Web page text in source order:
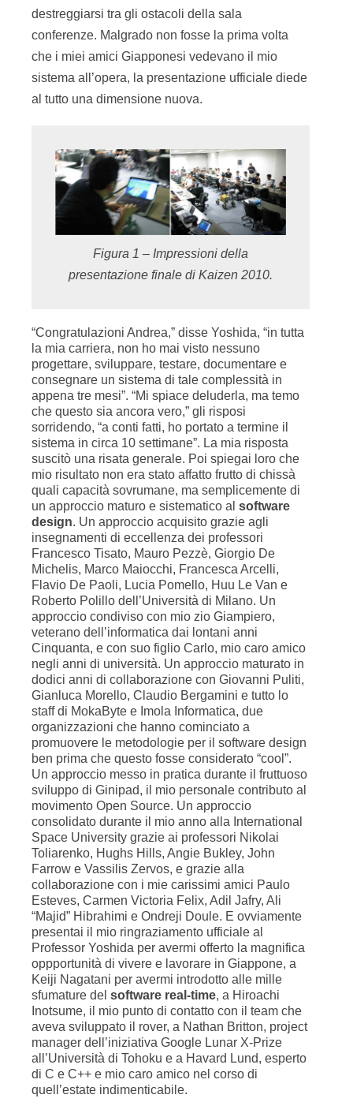
destreggiarsi tra gli ostacoli della sala
conferenze. Malgrado non fosse la prima volta
che i miei amici Giapponesi vedevano il mio
sistema all’opera, la presentazione ufficiale diede
al tutto una dimensione nuova.
Figura 1 – Impressioni della
presentazione finale di Kaizen 2010.
“Congratulazioni Andrea,” disse Yoshida, “in tutta
la mia carriera, non ho mai visto nessuno
progettare, sviluppare, testare, documentare e
consegnare un sistema di tale complessità in
appena tre mesi”. “Mi spiace deluderla, ma temo
che questo sia ancora vero,” gli risposi
sorridendo, “a conti fatti, ho portato a termine il
sistema in circa 10 settimane”. La mia risposta
suscitò una risata generale. Poi spiegai loro che
mio risultato non era stato affatto frutto di chissà
quali capacità sovrumane, ma semplicemente di
un approccio maturo e sistematico al software
design. Un approccio acquisito grazie agli
insegnamenti di eccellenza dei professori
Francesco Tisato, Mauro Pezzè, Giorgio De
Michelis, Marco Maiocchi, Francesca Arcelli,
Flavio De Paoli, Lucia Pomello, Huu Le Van e
Roberto Polillo dell’Università di Milano. Un
approccio condiviso con mio zio Giampiero,
veterano dell’informatica dai lontani anni
Cinquanta, e con suo figlio Carlo, mio caro amico
negli anni di università. Un approccio maturato in
dodici anni di collaborazione con Giovanni Puliti,
Gianluca Morello, Claudio Bergamini e tutto lo
staff di MokaByte e Imola Informatica, due
organizzazioni che hanno cominciato a
promuovere le metodologie per il software design
ben prima che questo fosse considerato “cool”.
Un approccio messo in pratica durante il fruttuoso
sviluppo di Ginipad, il mio personale contributo al
movimento Open Source. Un approccio
consolidato durante il mio anno alla International
Space University grazie ai professori Nikolai
Toliarenko, Hughs Hills, Angie Bukley, John
Farrow e Vassilis Zervos, e grazie alla
collaborazione con i mie carissimi amici Paulo
Esteves, Carmen Victoria Felix, Adil Jafry, Ali
“Majid” Hibrahimi e Ondreji Doule. E ovviamente
presentai il mio ringraziamento ufficiale al
Professor Yoshida per avermi offerto la magnifica
oppportunità di vivere e lavorare in Giappone, a
Keiji Nagatani per avermi introdotto alle mille
sfumature del software real-time, a Hiroachi
Inotsume, il mio punto di contatto con il team che
aveva sviluppato il rover, a Nathan Britton, project
manager dell’iniziativa Google Lunar X-Prize
all’Università di Tohoku e a Havard Lund, esperto
di C e C++ e mio caro amico nel corso di
quell’estate indimenticabile.